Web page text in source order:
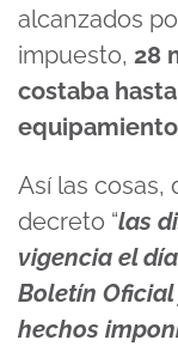
alcanzados
impuesto, 28
costaba
Así las cosas,
decreto “las
vigencia el
Boletín
hechos